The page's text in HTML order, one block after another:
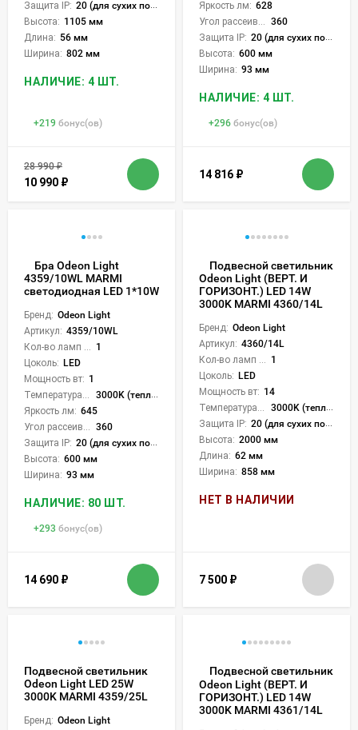
Защита IP: 20 (для сухих пом.)
Высота: 1105 мм
Длина: 56 мм
Ширина: 802 мм
НАЛИЧИЕ: 4 ШТ.
+219 бонус(ов)
28 990₽
10 990 ₽
Яркость лм: 628
Угол рассеивания света °: 360
Защита IP: 20 (для сухих пом.)
Высота: 600 мм
Ширина: 93 мм
НАЛИЧИЕ: 4 ШТ.
+296 бонус(ов)
14 816 ₽
Бра Odeon Light
4359/10WL MARMI
светодиодная LED 1*10W
Бренд: Odeon Light
Артикул: 4359/10WL
Кол-во ламп или LED: 1
Цоколь: LED
Мощность вт: 1
Температура света:
3000K (теплый)
Яркость лм: 645
Угол рассеивания света °: 360
Защита IP: 20 (для сухих пом.)
Высота: 600 мм
Ширина: 93 мм
НАЛИЧИЕ: 80 ШТ.
+293 бонус(ов)
14 690 ₽
Подвесной светильник
Odeon Light (ВЕРТ. И
ГОРИЗОНТ.) LED 14W
3000K MARMI 4360/14L
Бренд: Odeon Light
Артикул: 4360/14L
Кол-во ламп или LED: 1
Цоколь: LED
Мощность вт: 14
Температура света:
3000K (теплый)
Защита IP: 20 (для сухих пом.)
Высота: 2000 мм
Длина: 62 мм
Ширина: 858 мм
НЕТ В НАЛИЧИИ
7 500 ₽
Подвесной светильник
Odeon Light LED 25W
3000K MARMI 4359/25L
Бренд: Odeon Light
Подвесной светильник
Odeon Light (ВЕРТ. И
ГОРИЗОНТ.) LED 14W
3000K MARMI 4361/14L